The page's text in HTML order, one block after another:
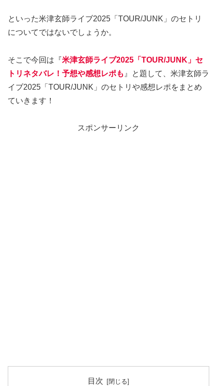
といった米津玄師ライブ2025「TOUR/JUNK」のセトリ
についてではないでしょうか。
そこで今回は『米津玄師ライブ2025「TOUR/JUNK」セ
トリネタバレ！予想や感想レポも 』と題して、米津玄師ラ
イブ2025「TOUR/JUNK」のセトリや感想レポをまとめ
ていきます！
スポンサーリンク
目次